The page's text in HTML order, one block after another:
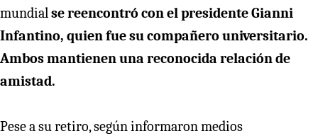
mundialse reencontró con el presidente Gianni
Infantino, quien fue su compañero universitario.
Ambos mantienen una reconocida relación de
amistad.
Pese a su retiro, según informaron medios